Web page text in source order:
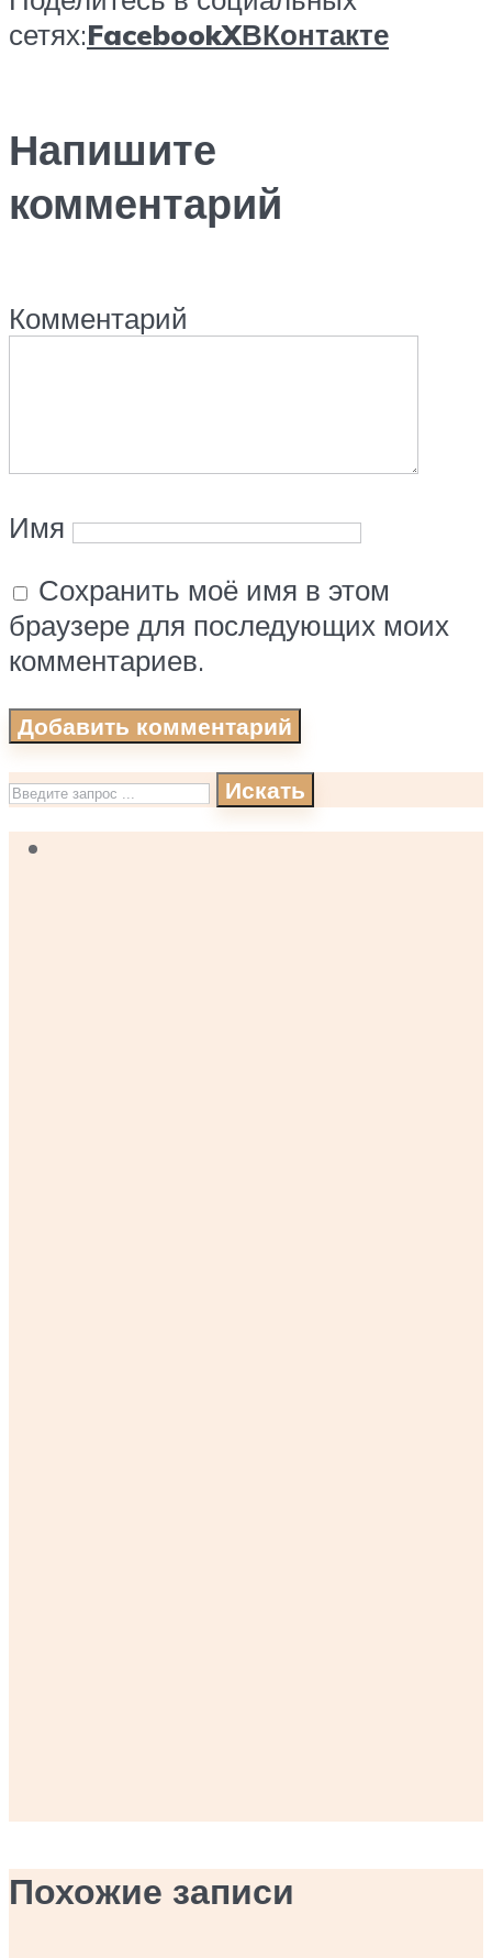
сетях:FacebookXВКонтакте
Напишите
комментарий
Комментарий
Имя
Сохранить моё имя в этом
браузере для последующих моих
комментариев.
Искать
Похожие записи